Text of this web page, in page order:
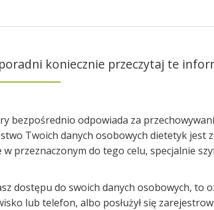
koniecznie przeczytaj te
bezpośrednio odpowiada za
Twoich danych osobowych dietetyk jest
w przeznaczonym do tego celu, specjalnie
dostępu do swoich danych osobowych, to
lub telefon, albo posłużył się